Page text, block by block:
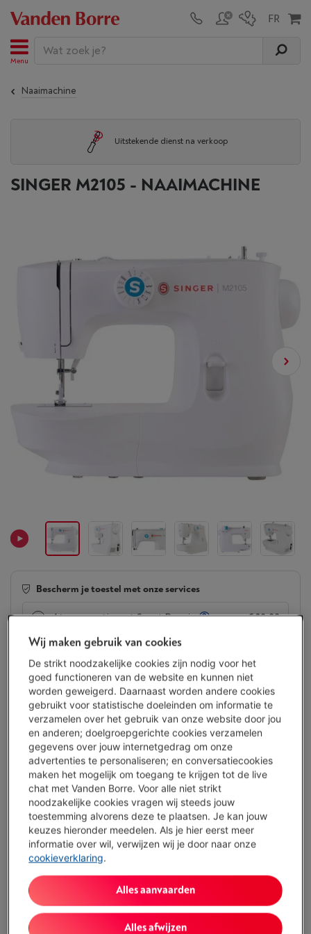
Menu
Naaimachine
Uitstekende dienst na verkoop
SINGER M2105 - NAAIMACHINE
Bescherm je toestel met onze services
4 jaargarantie met Smart Repair € 20,00
Morgen geleverd -Bekijk voorraad
€ 155,00
Ofbetalen per maand-Simulatie
Let op, geld lenen kost ook geld.
Koop nu
Vergelijken
Automatische draadinrijger: Neen
Wij maken gebruik van cookies
De strikt noodzakelijke cookies zijn nodig voor het
goed functioneren van de website en kunnen niet
worden geweigerd. Daarnaast worden andere cookies
gebruikt voor statistische doeleinden om informatie te
verzamelen over het gebruik van onze website door jou
en anderen; doelgroepgerichte cookies verzamelen
gegevens over jouw internetgedrag om onze
advertenties te personaliseren; en conversatiecookies
maken het mogelijk om toegang te krijgen tot de live
chat met Vanden Borre. Voor alle niet strikt
noodzakelijke cookies vragen wij steeds jouw
toestemming alvorens deze te plaatsen. Je kan jouw
keuzes hieronder meedelen. Als je hier eerst meer
informatie over wil, verwijzen wij je door naar onze
cookieverklaring.
Alles afwijzen
Alles aanvaarden